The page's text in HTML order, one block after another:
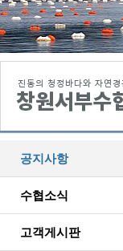
공지사항
수협소식
고객게시판